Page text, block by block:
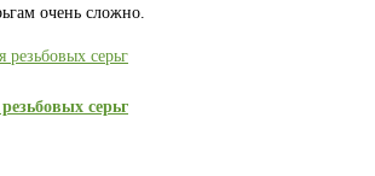
очень сложно.
серьг